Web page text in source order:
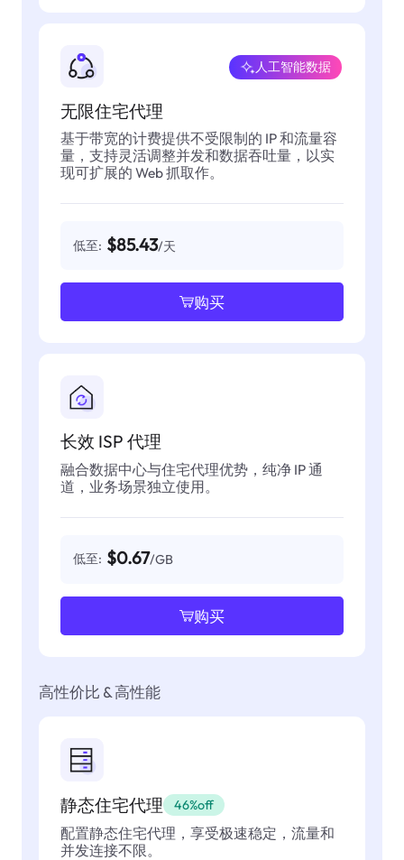
无限住宅代理
人工智能数据
基于带宽的计费提供不受限制的 IP 和流量容
量，支持灵活调整并发和数据吞吐量，以实
现可扩展的 Web 抓取作。
低至: $85.43/天
购买
长效 ISP 代理
融合数据中心与住宅代理优势，纯净 IP 通
道，业务场景独立使用。
低至: $0.67/GB
购买
高性价比 & 高性能
静态住宅代理 46%off
配置静态住宅代理，享受极速稳定，流量和
并发连接不限。